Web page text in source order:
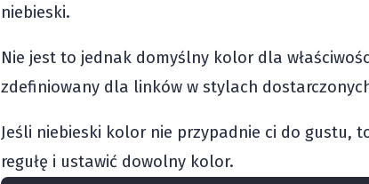
niebieski.
Nie jest to jednak domyślny kolor dla
zdefiniowany dla linków w stylach
Jeśli niebieski kolor nie przypadnie ci do gustu,
regułę i ustawić dowolny kolor.